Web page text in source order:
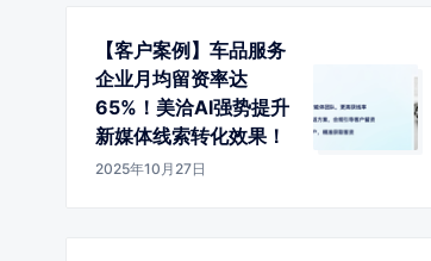
【客户案例】车品服务
企业月均留资率达
65%！美洽AI强势提升
新媒体线索转化效果！
2025年10月27日